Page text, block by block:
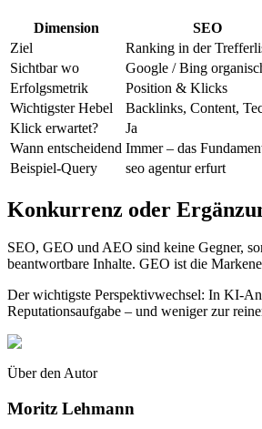
Dimension SEO
Ziel
Ranking in der
Sichtbar wo
Google / Bing
Erfolgsmetrik
Position & Klicks
Wichtigster Hebel
Backlinks, Content,
Klick erwartet?
Ja
Wann entscheidend Immer – das
Beispiel-Query
seo agentur erfurt
Konkurrenz oder
SEO, GEO und AEO sind keine Gegner,
beantwortbare Inhalte. GEO ist die
Der wichtigste Perspektivwechsel: In KI-
Reputationsaufgabe – und weniger zur
Über den Autor
Moritz Lehmann